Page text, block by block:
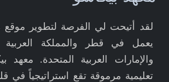
لقد أتيحت لي الفرصة لتطوير موقع
يعمل في قطر والمملكة العربية
والإمارات العربية المتحدة.
تعليمية مرموقة تقع استراتيجياً في